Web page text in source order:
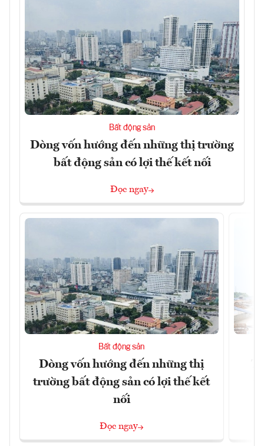
Bất động sản
Dòng vốn hướng đến những thị trường
bất động sản có lợi thế kết nối
Đọc ngay
Bất động sản
Dòng vốn hướng đến những thị
trường bất động sản có lợi thế kết
nối
Đọc ngay